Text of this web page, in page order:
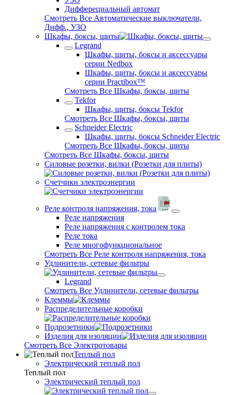
Дифферециальный автомат
Смотреть Все Автоматические выключатели,
Дифф., УЗО
Шкафы, боксы, щиты
Legrand
Шкафы, щиты, боксы и аксессуары
серии Nedbox
Шкафы, щиты, боксы и аксессуары
серии Practibox™
Смотреть Все Шкафы, боксы, щиты
Tekfor
Шкафы, щиты, боксы Tekfor
Смотреть Все Шкафы, боксы, щиты
Schneider Electric
Шкафы, щиты, боксы Schneider Electric
Смотреть Все Шкафы, боксы, щиты
Смотреть Все Шкафы, боксы, щиты
Силовые розетки, вилки (Розетки для плиты)
Счетчики электроэнергии
Реле контроля напряжения, тока
Реле напряжения
Реле напряжения с контролем тока
Реле тока
Реле многофункциональное
Смотреть Все Реле контроля напряжения, тока
Удлинители, сетевые фильтры
Legrand
Смотреть Все Удлинители, сетевые фильтры
Клеммы
Распределительные коробки
Подрозетники
Изделия для изоляции
Смотреть Все Электротовары
Теплый пол
Электрический теплый пол
Теплый пол
Электрический теплый пол